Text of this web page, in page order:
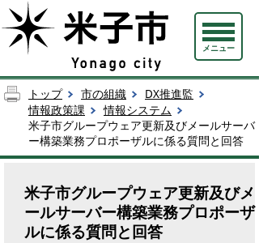
メニュー
トップ 市の組織
DX推進監
情報政策課
情報システム
米子市グループウェア更新及びメールサーバ
ー構築業務プロポーザルに係る質問と回答
米子市グループウェア更新及びメ
ールサーバー構築業務プロポーザ
ルに係る質問と回答